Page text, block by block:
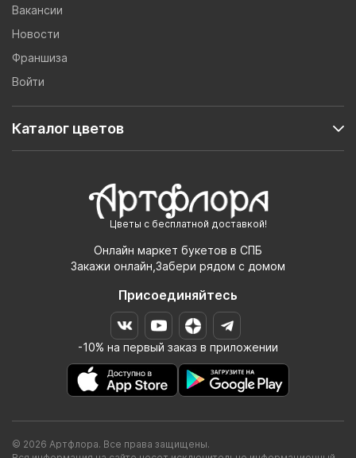
Цветы с бесплатной доставкой!
Онлайн маркет букетов в СПБ
Закажи онлайн,Забери рядом с домом
Присоединяйтесь
-10% на первый заказ в приложении
Вакансии
Новости
Франшиза
Войти
Каталог цветов
© 2026 Артфлора. Все права защищены.